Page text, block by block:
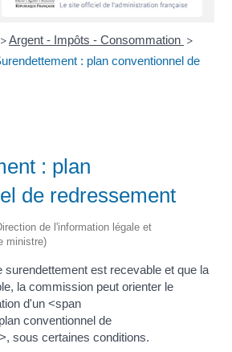
>Argent - Impôts - Consommation >
: plan conventionnel de
: plan
de redressement
de l'information légale et
ministre)
surendettement est recevable et que la
la commission peut orienter le
d'un <span
conventionnel de
sous certaines conditions.